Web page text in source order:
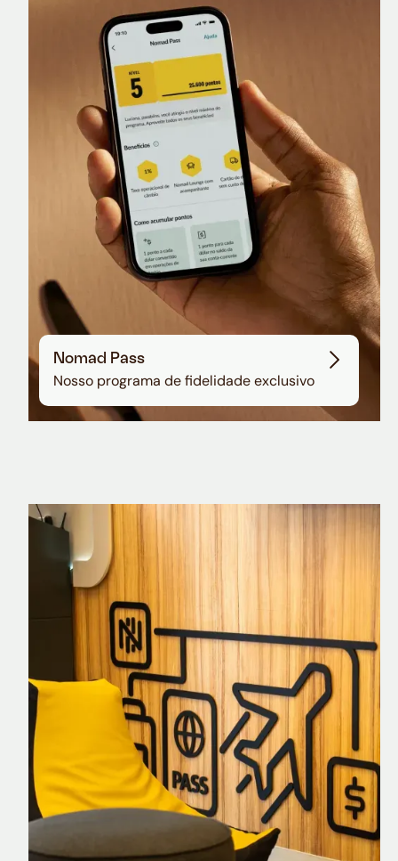
Nomad Lounge
Sala VIP no Aeroporto de Guarulhos
Nomad Pass
Nosso programa de fidelidade exclusivo
Nomad Explorer
Cartão de crédito brasileiro com cashback
em dólar